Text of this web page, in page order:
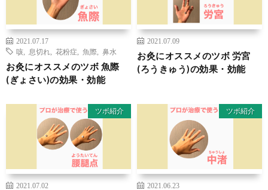
2021.07.17
咳
息切れ 花粉症 魚際 鼻水
お灸にオススメのツボ 魚際
(ぎょさい)の効果・効能
2021.07.09
お灸にオススメのツボ 労宮
(ろうきゅう)の効果・効能
ツボ紹介
2021.07.02
ツボ紹介
2021.06.23